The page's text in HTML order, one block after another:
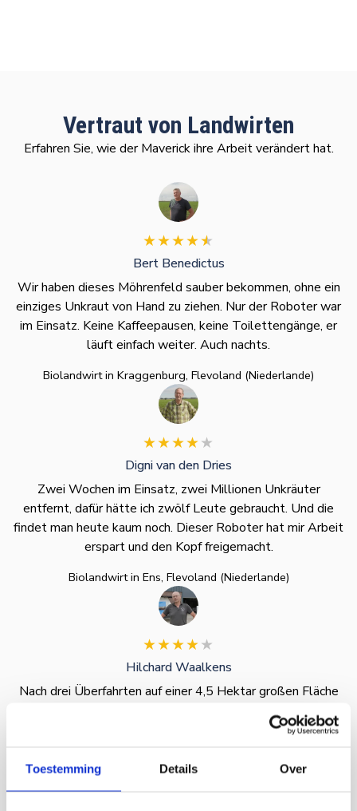
Toestemming Details Over
Vertraut von Landwirten
Erfahren Sie, wie der Maverick ihre Arbeit verändert hat.
Bert Benedictus
Wir haben dieses Möhrenfeld sauber bekommen, ohne ein
einziges Unkraut von Hand zu ziehen. Nur der Roboter war
im Einsatz. Keine Kaffeepausen, keine Toilettengänge, er
läuft einfach weiter. Auch nachts.
Biolandwirt in Kraggenburg, Flevoland (Niederlande)
Digni van den Dries
Zwei Wochen im Einsatz, zwei Millionen Unkräuter
entfernt, dafür hätte ich zwölf Leute gebraucht. Und die
findet man heute kaum noch. Dieser Roboter hat mir Arbeit
erspart und den Kopf freigemacht.
Biolandwirt in Ens, Flevoland (Niederlande)
Hilchard Waalkens
Nach drei Überfahrten auf einer 4,5 Hektar großen Fläche
war das Feld fast komplett unkrautfrei. Das wäre per Hand
unmöglich gewesen. Für unseren kleinflächigen Anbau ist
Bio-/Konventioneller Landwirt in Lelystad, Flevoland